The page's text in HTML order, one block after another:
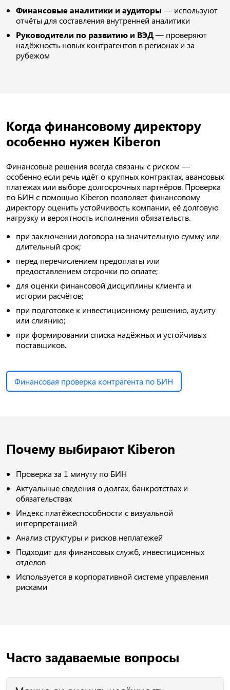
Финансовые аналитики и аудиторы — используют
отчёты для составления внутренней аналитики
Руководители по развитию и ВЭД— проверяют
надёжность новых контрагентов в регионах и за
рубежом
Когда финансовому директору
особенно нужен Kiberon
Финансовые решения всегда связаны с риском —
особенно если речь идёт о крупных контрактах, авансовых
платежах или выборе долгосрочных партнёров. Проверка
по БИН с помощью Kiberon позволяет финансовому
директору оценить устойчивость компании, её долговую
нагрузку и вероятность исполнения обязательств.
при заключении договора на значительную сумму или
длительный срок;
перед перечислением предоплаты или
предоставлением отсрочки по оплате;
для оценки финансовой дисциплины клиента и
истории расчётов;
при подготовке к инвестиционному решению, аудиту
или слиянию;
при формировании списка надёжных и устойчивых
поставщиков.
Финансовая проверка контрагента по БИН
Почему выбирают Kiberon
Проверка за 1 минуту по БИН
Актуальные сведения о долгах, банкротствах и
обязательствах
Индекс платёжеспособности с визуальной
интерпретацией
Анализ структуры и рисков неплатежей
Подходит для финансовых служб, инвестиционных
отделов
Используется в корпоративной системе управления
рисками
Часто задаваемые вопросы